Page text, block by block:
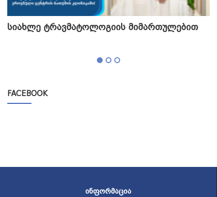
სიახლე ტრავმატოლოგიის მიმართულებით
FACEBOOK
ᲘᲜᲤᲝᲠᲛᲐᲪᲘᲐ